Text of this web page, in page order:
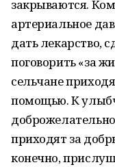
закрываются.
артериальное
дать лекарство,
поговорить «за
сельчане
помощью. К
приходят за
конечно,